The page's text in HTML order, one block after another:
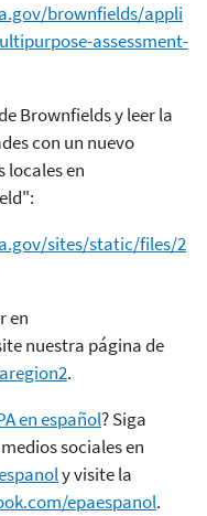
brownfields/appli
assessment-
Brownfields y leer la
con un nuevo
locales en
sites/static/files/2
en
nuestra página de
.
en español? Siga
sociales en
y visite la
epaespanol.